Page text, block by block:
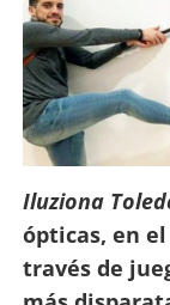
Iluziona
ópticas, en
través de